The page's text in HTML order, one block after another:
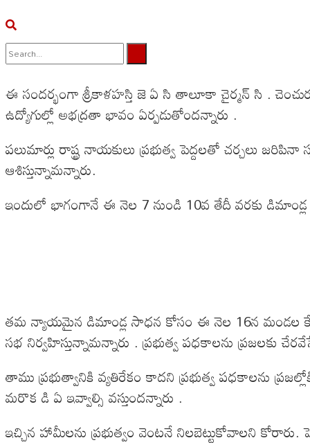
View All Result
ఈ సందర్భంగా శ్రీకాళహస్తి జె ఏ సి తాలూకా చైర్మన్ సి .
ఉద్యోగుల్లో అభద్రతా భావం ఏర్పడుతోందన్నారు .
పలుమార్లు రాష్ట్ర నాయకులు ప్రభుత్వ పెద్దలతో చర్చలు
ఆశిస్తున్నామన్నారు.
ఇందులో భాగంగానే ఈ నెల 7 నుండి 10వ తేదీ వరకు
తమ న్యాయమైన డిమాండ్ల సాధన కోసం ఈ నెల 16న మండల
సభ నిర్వహిస్తున్నామన్నారు . ప్రభుత్వ పధకాలను ప్రజలకు
తాము ప్రభుత్వానికి వ్యతిరేకం కాదని ప్రభుత్వ పధకాలను
మరొక డి ఏ ఇవ్వాల్సి వస్తుందన్నారు .
ఇచ్చిన హామీలను ప్రభుత్వం వెంటనే నిలబెట్టుకోవాలని